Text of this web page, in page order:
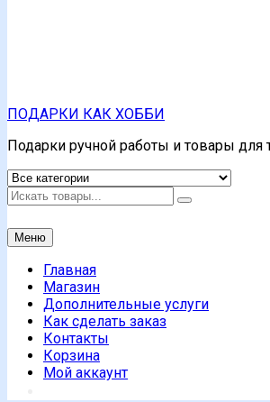
ПОДАРКИ КАК ХОББИ
Подарки ручной работы и товары для
Искать
Меню
Главная
Магазин
Дополнительные услуги
Как сделать заказ
Контакты
Корзина
Мой аккаунт